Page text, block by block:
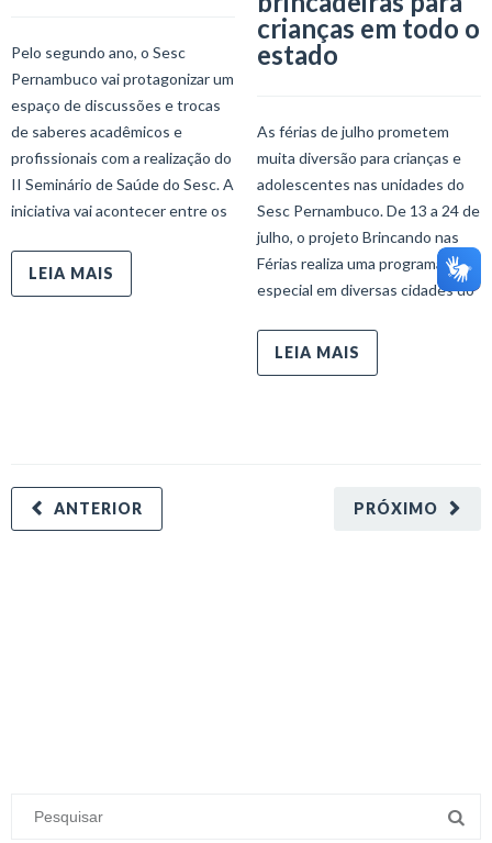
Pelo segundo ano, o Sesc
Pernambuco vai protagonizar um
espaço de discussões e trocas
de saberes acadêmicos e
profissionais com a realização do
II Seminário de Saúde do Sesc. A
iniciativa vai acontecer entre os
LEIA MAIS
crianças em todo o
estado
As férias de julho prometem
muita diversão para crianças e
adolescentes nas unidades do
Sesc Pernambuco. De 13 a 24 de
julho, o projeto Brincando nas
Férias realiza uma programação
especial em diversas cidades do
LEIA MAIS
PRÓXIMO
ANTERIOR